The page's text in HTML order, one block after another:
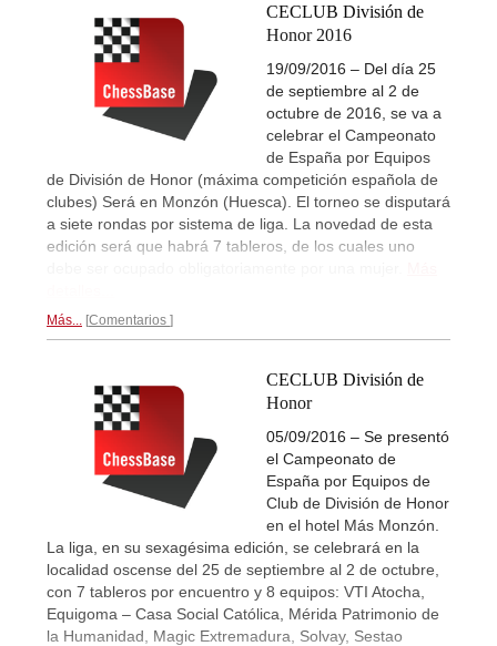
CECLUB División de
Honor 2016
19/09/2016 – Del día 25
de septiembre al 2 de
octubre de 2016, se va a
celebrar el Campeonato
de España por Equipos
de División de Honor (máxima competición española de
clubes) Será en Monzón (Huesca). El torneo se disputará
a siete rondas por sistema de liga. La novedad de esta
edición será que habrá 7 tableros, de los cuales uno
Más... Comentarios
CECLUB División de
Honor
05/09/2016 – Se presentó
el Campeonato de
España por Equipos de
Club de División de Honor
en el hotel Más Monzón.
La liga, en su sexagésima edición, se celebrará en la
localidad oscense del 25 de septiembre al 2 de octubre,
con 7 tableros por encuentro y 8 equipos: VTI Atocha,
Equigoma – Casa Social Católica, Mérida Patrimonio de
la Humanidad, Magic Extremadura, Solvay, Sestao